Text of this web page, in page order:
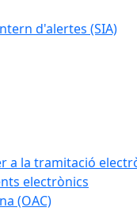
d'alertes (SIA)
a la tramitació
electrònics
(OAC)